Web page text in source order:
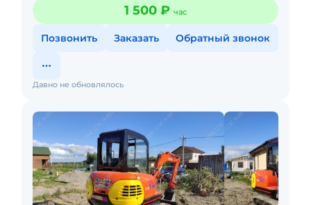
кoтлoванов
1 500 ₽ час
Позвонить Заказать Обратный звонок
Давно не обновлялось